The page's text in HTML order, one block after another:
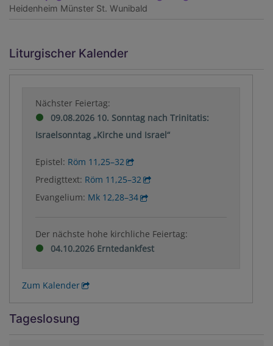
Heidenheim Münster St. Wunibald
Liturgischer Kalender
Nächster Feiertag:
09.08.2026 10. Sonntag nach Trinitatis:
Israelsonntag „Kirche und Israel“
Epistel: Röm 11,25–32
Predigttext: Röm 11,25–32
Evangelium: Mk 12,28–34
Der nächste hohe kirchliche Feiertag:
04.10.2026 Erntedankfest
Zum Kalender
Tageslosung